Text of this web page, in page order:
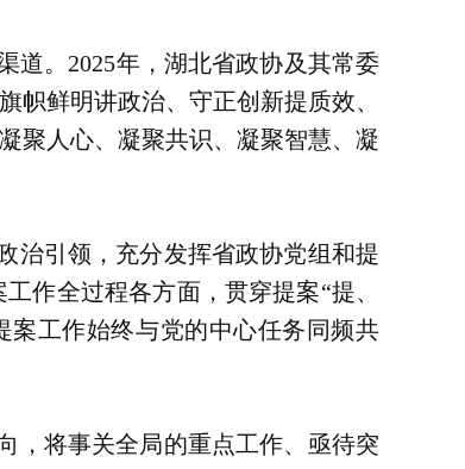
道。2025年，湖北省政协及其常委
鲜明讲政治、守正创新提质效、
聚人心、凝聚共识、凝聚智慧、凝
治引领，充分发挥省政协党组和提
作全过程各方面，贯穿提案“提、
案工作始终与党的中心任务同频共
，将事关全局的重点工作、亟待突